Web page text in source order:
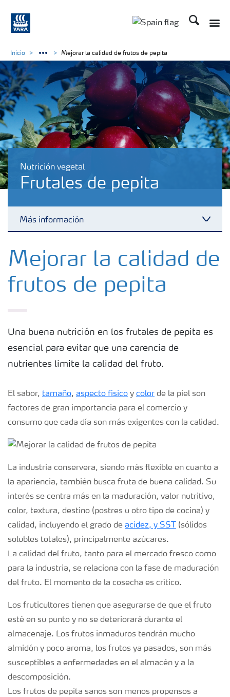
Buscar
Nutrición vegetal
Frutales de pepita
Más información
Fertilizantes
Herramientas y servicios
Cultivos
Consejos para la aplicación de fertilizantes
Suscripción Yara
Inicio Mejorar la calidad de frutos de pepita
Mejorar la calidad de
frutos de pepita
Una buena nutrición en los frutales de pepita es
esencial para evitar que una carencia de
nutrientes limite la calidad del fruto.
El sabor, tamaño, aspecto físico y color de la piel son
factores de gran importancia para el comercio y
consumo que cada día son más exigentes con la calidad.
La industria conservera, siendo más flexible en cuanto a
la apariencia, también busca fruta de buena calidad. Su
interés se centra más en la maduración, valor nutritivo,
color, textura, destino (postres u otro tipo de cocina) y
calidad, incluyendo el grado de acidez, y SST (sólidos
solubles totales), principalmente azúcares.
La calidad del fruto, tanto para el mercado fresco como
para la industria, se relaciona con la fase de maduración
del fruto. El momento de la cosecha es crítico.
Los fruticultores tienen que asegurarse de que el fruto
esté en su punto y no se deteriorará durante el
almacenaje. Los frutos inmaduros tendrán mucho
almidón y poco aroma, los frutos ya pasados, son más
susceptibles a enfermedades en el almacén y a la
descomposición.
Los frutos de pepita sanos son menos propensos a